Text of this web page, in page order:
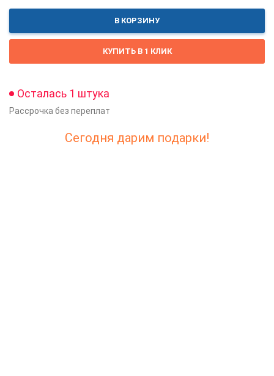
В КОРЗИНУ
КУПИТЬ В 1 КЛИК
Осталась 1 штука
Рассрочка без переплат
Сегодня дарим подарки!